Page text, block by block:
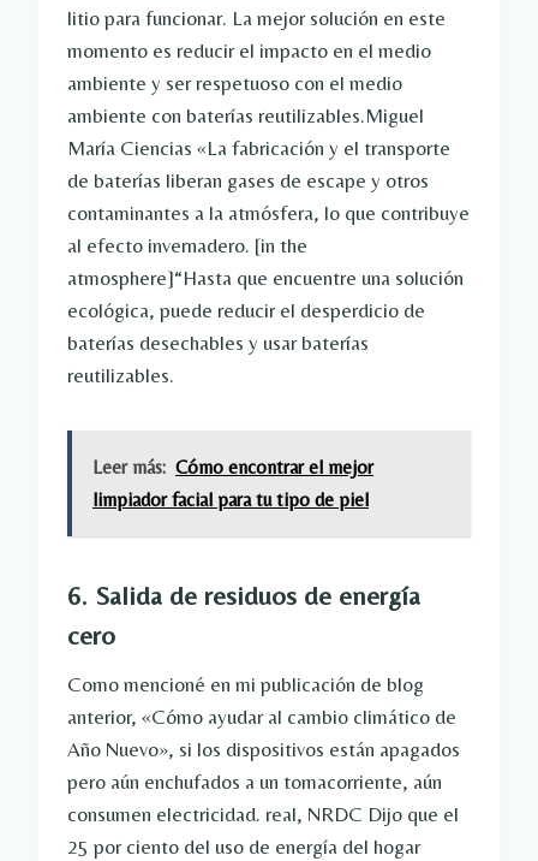
litio para funcionar. La mejor solución en este
momento es reducir el impacto en el medio
ambiente y ser respetuoso con el medio
ambiente con baterías reutilizables.Miguel
María Ciencias «La fabricación y el transporte
de baterías liberan gases de escape y otros
contaminantes a la atmósfera, lo que contribuye
al efecto invernadero. [in the
atmosphere]“Hasta que encuentre una solución
ecológica, puede reducir el desperdicio de
baterías desechables y usar baterías
reutilizables.
Leer más: Cómo encontrar el mejor
limpiador facial para tu tipo de piel
6. Salida de residuos de energía
cero
Como mencioné en mi publicación de blog
anterior, «Cómo ayudar al cambio climático de
Año Nuevo», si los dispositivos están apagados
pero aún enchufados a un tomacorriente, aún
consumen electricidad. real, NRDC Dijo que el
25 por ciento del uso de energía del hogar